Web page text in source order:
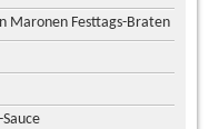
Maronen Festtags-Braten